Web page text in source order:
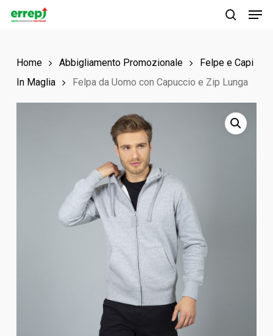
Skip
contentHome Abbigliamento Promozionale
Felpe e Capi
In Maglia
Felpa da Uomo con Capuccio e Zip Lunga